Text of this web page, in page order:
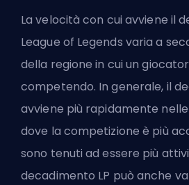
La velocità con cui avviene il
League of Legends varia a
della regione in cui un
competendo. In generale, il
avviene più rapidamente
dove la competizione è più
sono tenuti ad essere più
decadimento LP può anche